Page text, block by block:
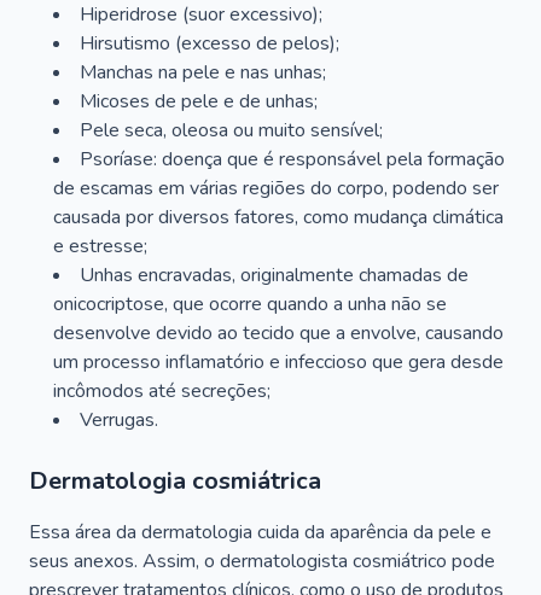
Hiperidrose (suor excessivo);
Hirsutismo (excesso de pelos);
Manchas na pele e nas unhas;
Micoses de pele e de unhas;
Pele seca, oleosa ou muito sensível;
Psoríase: doença que é responsável pela formação
de escamas em várias regiões do corpo, podendo ser
causada por diversos fatores, como mudança climática
e estresse;
Unhas encravadas, originalmente chamadas de
onicocriptose, que ocorre quando a unha não se
desenvolve devido ao tecido que a envolve, causando
um processo inflamatório e infeccioso que gera desde
incômodos até secreções;
Verrugas.
Dermatologia cosmiátrica
Essa área da dermatologia cuida da aparência da pele e
seus anexos. Assim, o dermatologista cosmiátrico pode